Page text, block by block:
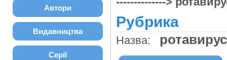
Автори
Видавництва
Серії
Рубрика
Назва: